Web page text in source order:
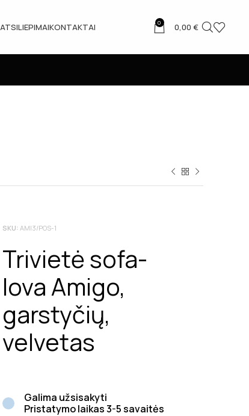
ATSILIEPIMAIKONTAKTAI 0 0,00€
SKU: AMI3/POS-1
Trivietė sofa-
lova Amigo,
garstyčių,
velvetas
Galima užsisakyti
Pristatymo laikas 3-5 savaitės